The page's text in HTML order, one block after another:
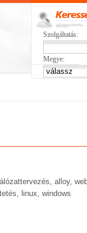
Szolgáltatás:
Megye:
alloy,
linux, windows